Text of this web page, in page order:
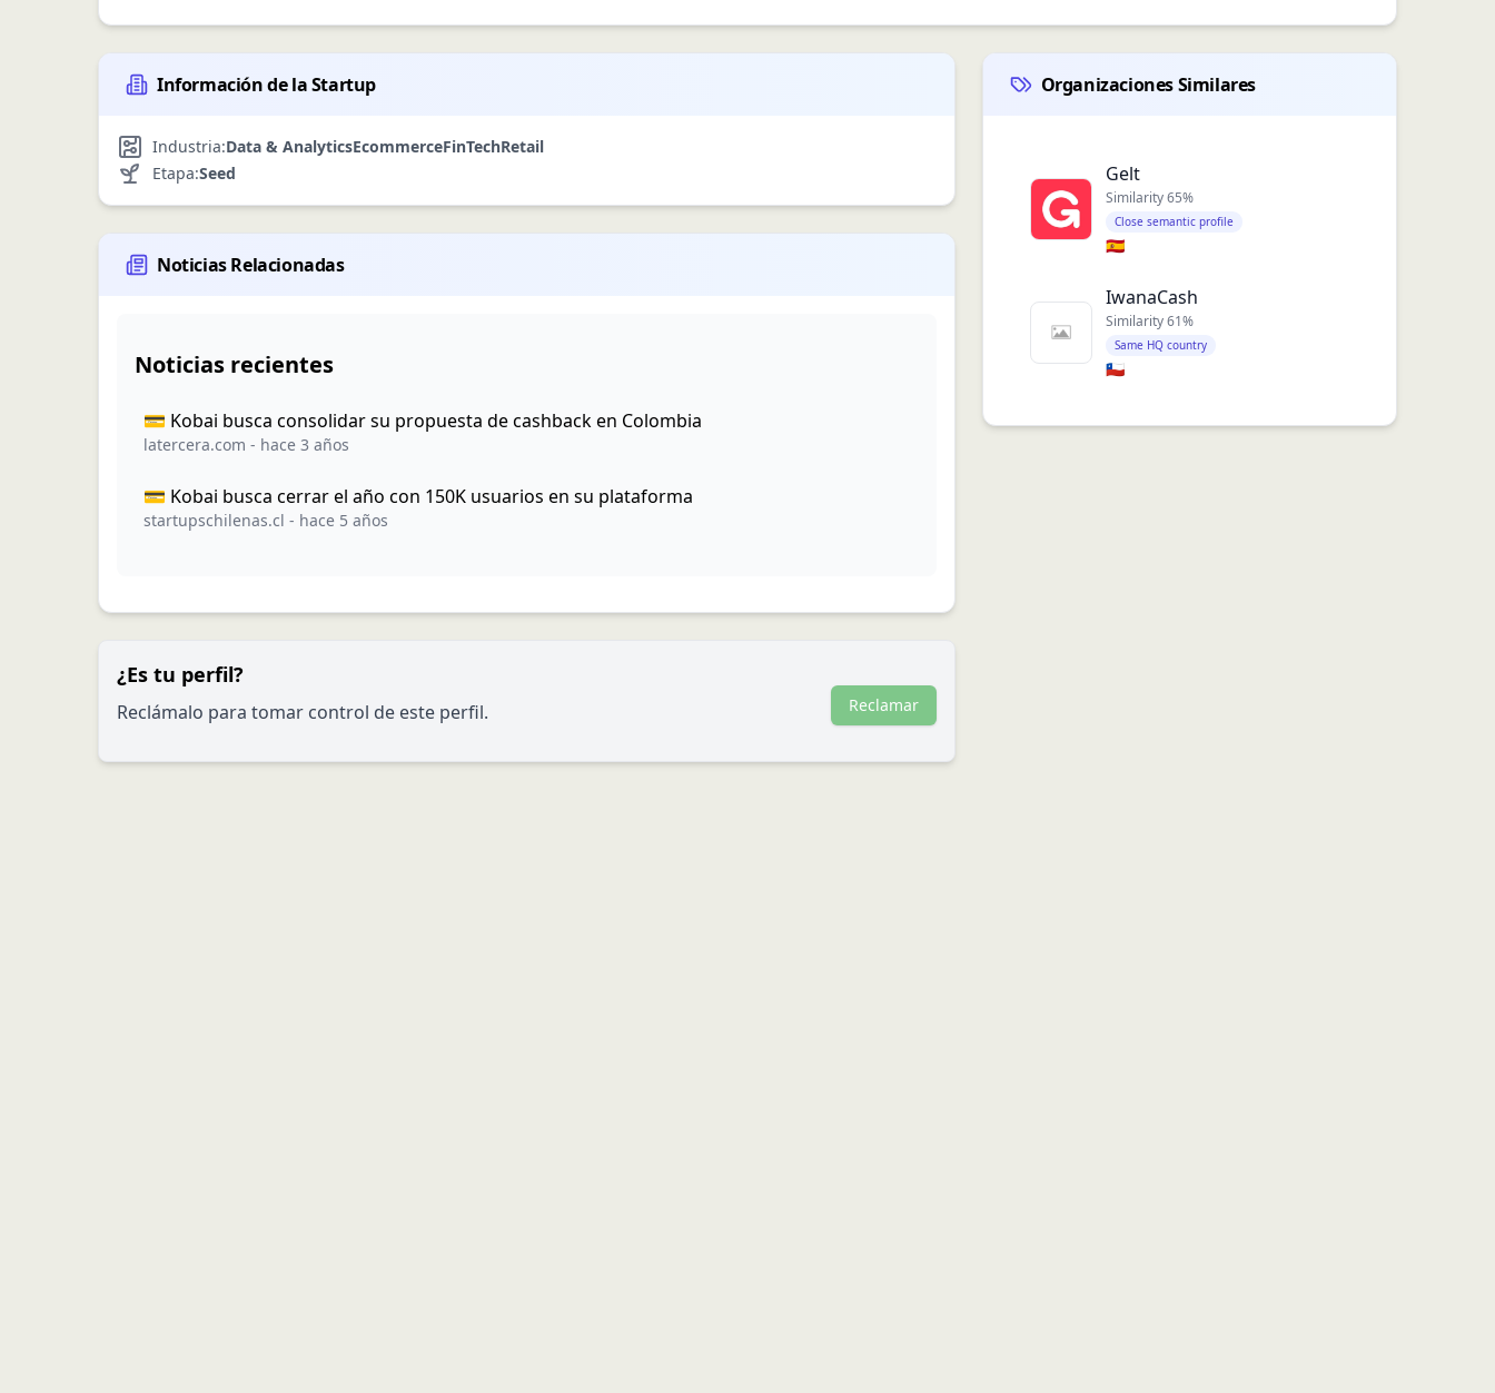
Información de la Startup
Industria:Data & AnalyticsEcommerceFinTechRetail
Etapa:Seed
Noticias Relacionadas
Noticias recientes
💳 Kobai busca consolidar su propuesta de cashback en Colombia
latercera.com - hace 3 años
💳 Kobai busca cerrar el año con 150K usuarios en su plataforma
startupschilenas.cl - hace 5 años
¿Es tu perfil?
Reclámalo para tomar control de este perfil. Reclamar
Organizaciones Similares
Gelt
Similarity65%
Close semantic profile
🇪🇸
IwanaCash
Similarity61%
Same HQ country
🇨🇱